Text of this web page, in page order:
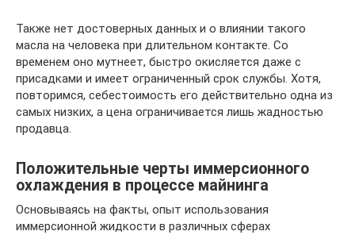
Также нет достоверных данных и о влиянии такого
масла на человека при длительном контакте. Со
временем оно мутнеет, быстро окисляется даже с
присадками и имеет ограниченный срок службы. Хотя,
повторимся, себестоимость его действительно одна из
самых низких, а цена ограничивается лишь жадностью
продавца.
Положительные черты иммерсионного
охлаждения в процессе майнинга
Основываясь на факты, опыт использования
иммерсионной жидкости в различных сферах